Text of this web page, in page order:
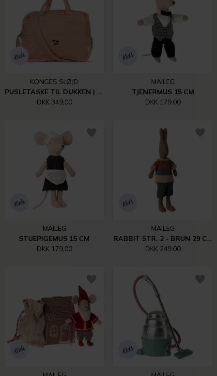
KONGES SLØJD
PUSLETASKE TIL DUKKEN | MAHOGANY ROSE
DKK 349,00
MAILEG
TJENERMUS 15 CM
DKK 179,00
MAILEG
STUEPIGEMUS 15 CM
DKK 179,00
MAILEG
RABBIT STR. 2 - BRUN 29 CM
DKK 249,00